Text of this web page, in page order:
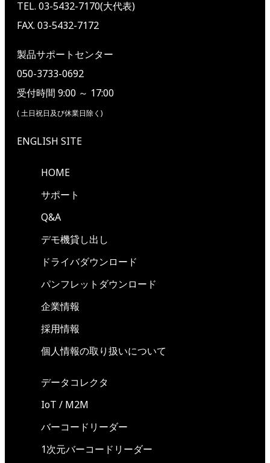
TEL. 03-5432-7170(大代表)
FAX. 03-5432-7172
製品サポートセンター
050-3733-0692
受付時間 9:00 ～ 17:00
( 土日祝日及び休業日除く)
ENGLISH SITE
HOME
サポート
Q&A
デモ機貸し出し
ドライバダウンロード
パンフレットダウンロード
企業情報
採用情報
個人情報の取り扱いについて
データコレクタ
IoT / M2M
バーコードリーダー
1次元バーコードリーダー